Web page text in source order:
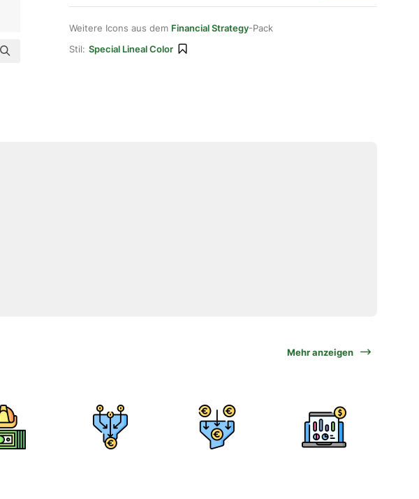
Weitere Icons aus dem Financial Strategy-Pack
Stil: Special Lineal Color
Mehr anzeigen